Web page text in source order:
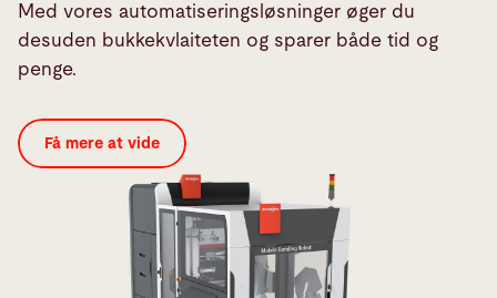
Med vores automatiseringsløsninger øger du
desuden bukkekvlaiteten og sparer både tid og
penge.
Få mere at vide